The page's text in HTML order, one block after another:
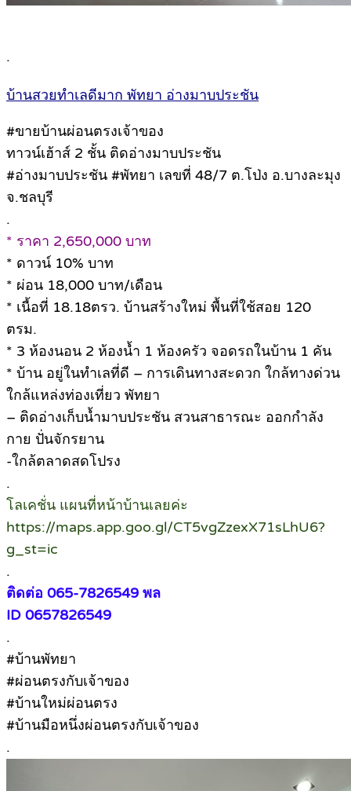
.
บ้านสวยทำเลดีมาก พัทยา อ่างมาบประชัน
#ขายบ้านผ่อนตรงเจ้าของ
ทาวน์เฮ้าส์ 2 ชั้น ติดอ่างมาบประชัน
#อ่างมาบประชัน #พัทยา เลขที่ 48/7 ต.โป่ง อ.บางละมุง
จ.ชลบุรี
.
* ราคา 2,650,000 บาท
* ดาวน์ 10% บาท
* ผ่อน 18,000 บาท/เดือน
* เนื้อที่ 18.18ตรว. บ้านสร้างใหม่ พื้นที่ใช้สอย 120
ตรม.
* 3 ห้องนอน 2 ห้องน้ำ 1 ห้องครัว จอดรถในบ้าน 1 คัน
* บ้าน อยู่ในทำเลที่ดี – การเดินทางสะดวก ใกล้ทางด่วน
ใกล้แหล่งท่องเที่ยว พัทยา
– ติดอ่างเก็บน้ำมาบประชัน สวนสาธารณะ ออกกำลัง
กาย ปั่นจักรยาน
-ใกล้ตลาดสดโปรง
.
โลเคชั่น แผนที่หน้าบ้านเลยค่ะ
https://maps.app.goo.gl/CT5vgZzexX71sLhU6?
g_st=ic
.
ติดต่อ 065-7826549 พล
ID 0657826549
.
#บ้านพัทยา
#ผ่อนตรงกับเจ้าของ
#บ้านใหม่ผ่อนตรง
#บ้านมือหนึ่งผ่อนตรงกับเจ้าของ
.